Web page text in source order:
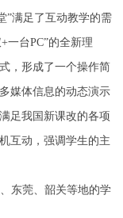
”满足了互动教学的需
一台PC”的全新理
，形成了一个操作简
媒体信息的动态演示
足我国新课改的各项
互动，强调学生的主
东莞、韶关等地的学